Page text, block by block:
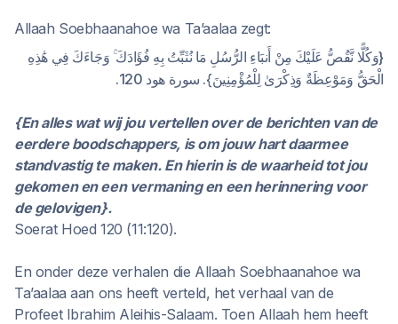
Allaah Soebhaanahoe wa Ta’aalaa zegt:
{وَكُلًّا نَّقُصُّ عَلَيْكَ مِنْ أَنبَاءِ الرُّسُلِ مَا نُثَبِّتُ بِهِ فُؤَادَكَ ۚ وَجَاءَكَ فِي هَٰذِهِ
الْحَقُّ وَمَوْعِظَةٌ وَذِكْرَىٰ لِلْمُؤْمِنِينَ}. سورة هود 120.
{En alles wat wij jou vertellen over de berichten van de
eerdere boodschappers, is om jouw hart daarmee
standvastig te maken. En hierin is de waarheid tot jou
gekomen en een vermaning en een herinnering voor
de gelovigen}.
Soerat Hoed 120 (11:120).
En onder deze verhalen die Allaah Soebhaanahoe wa
Ta’aalaa aan ons heeft verteld, het verhaal van de
Profeet Ibrahim Aleihis-Salaam. Toen Allaah hem heeft